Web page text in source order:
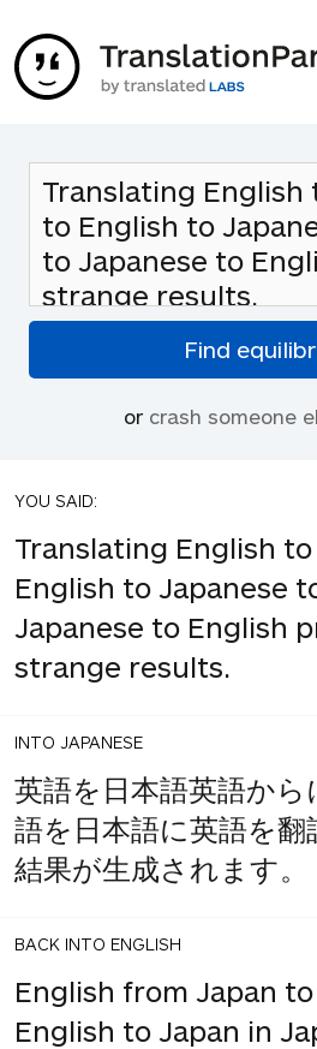
or crash someone
YOU SAID:
Translating English
English to Japanese
Japanese to English
strange results.
INTO JAPANESE
英語を日本語英語から
語を日本語に英語を翻
結果が生成されます。
BACK INTO ENGLISH
English from Japan
English to Japan in